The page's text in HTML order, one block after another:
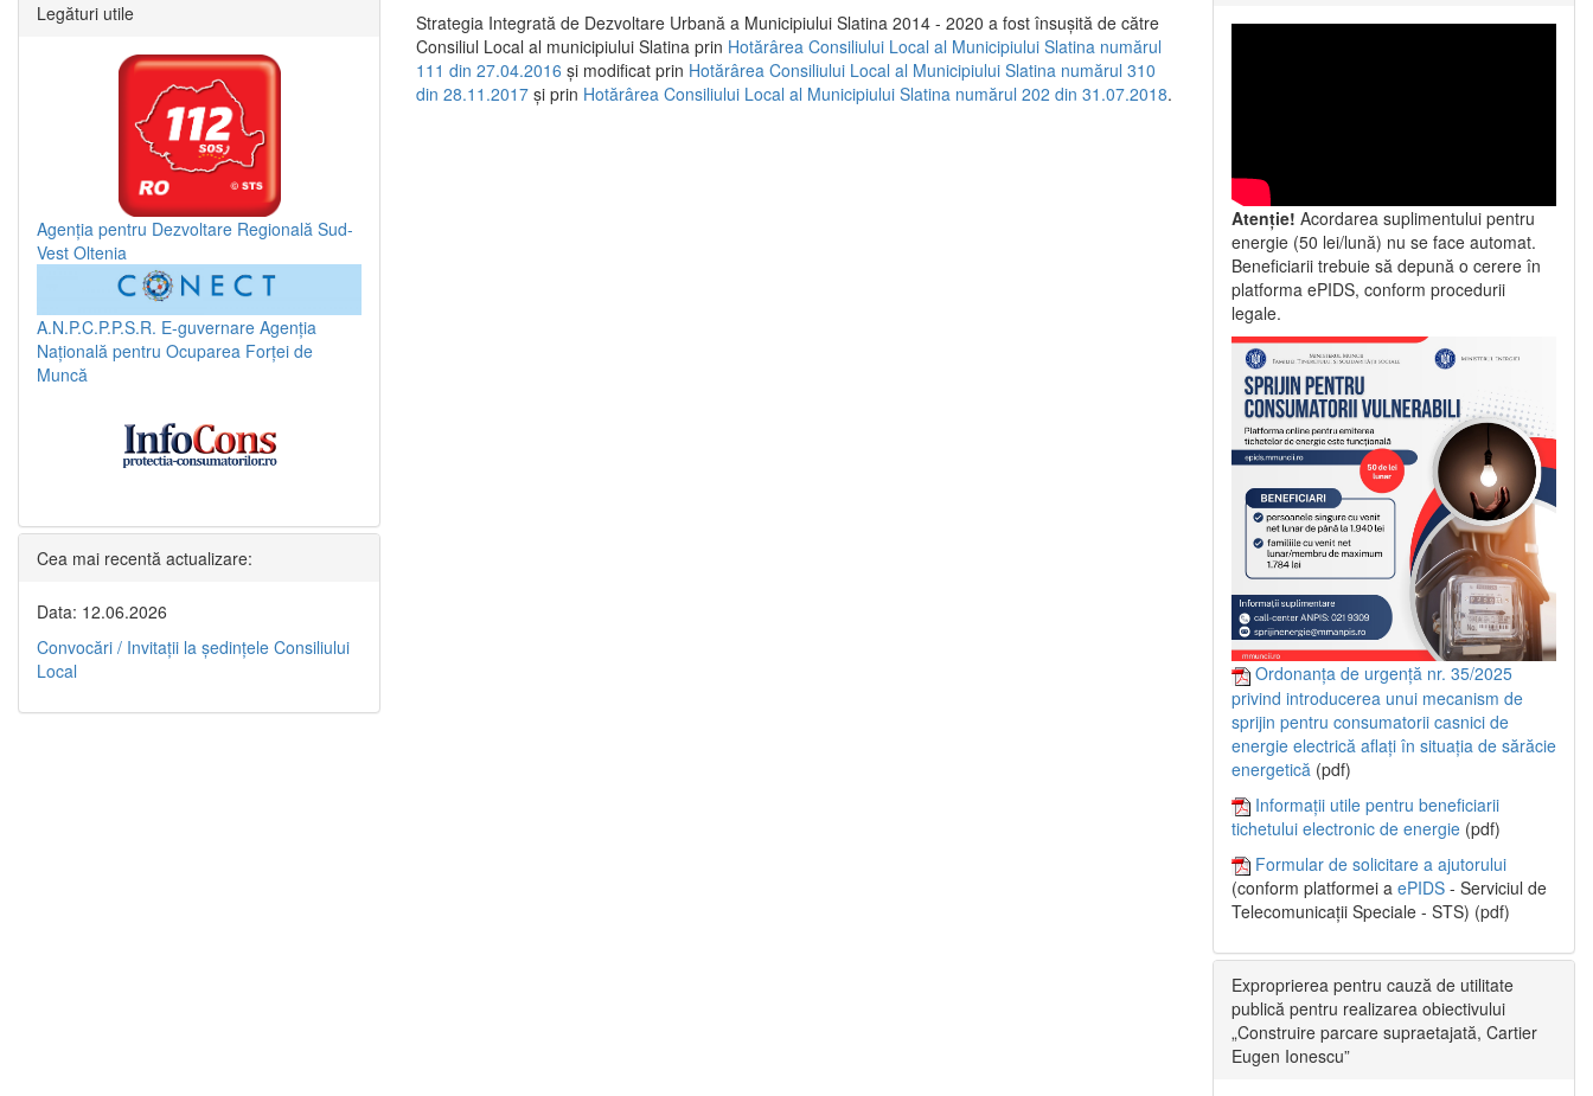
Strategia Integrată de Dezvoltare Urbană a Municipiului Slatina 2014 - 2020 a fost însuşită de către
Consiliul Local al municipiului Slatina prin Hotărârea Consiliului Local al Municipiului Slatina numărul
111 din 27.04.2016 și modificat prin Hotărârea Consiliului Local al Municipiului Slatina numărul 310
din 28.11.2017 și prin Hotărârea Consiliului Local al Municipiului Slatina numărul 202 din 31.07.2018.
Legături utile
Agenția pentru Dezvoltare Regională Sud-
Vest Oltenia
A.N.P.C.P.P.S.R. E-guvernare Agenția
Națională pentru Ocuparea Forței de
Muncă
Cea mai recentă actualizare:
Data: 12.06.2026
Convocări / Invitaţii la şedinţele Consiliului
Local
Atenție! Acordarea suplimentului pentru
energie (50 lei/lună) nu se face automat.
Beneficiarii trebuie să depună o cerere în
platforma ePIDS, conform procedurii
legale.
Ordonanța de urgență nr. 35/2025
privind introducerea unui mecanism de
sprijin pentru consumatorii casnici de
energie electrică aflați în situația de sărăcie
energetică (pdf)
Informații utile pentru beneficiarii
tichetului electronic de energie (pdf)
Formular de solicitare a ajutorului
(conform platformei a ePIDS - Serviciul de
Telecomunicații Speciale - STS) (pdf)
Exproprierea pentru cauză de utilitate
publică pentru realizarea obiectivului
„Construire parcare supraetajată, Cartier
Eugen Ionescu”